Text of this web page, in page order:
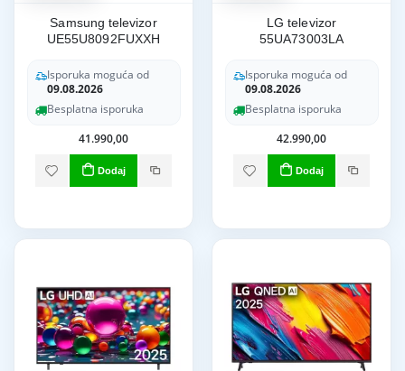
Samsung televizor
UE55U8092FUXXH
Isporuka moguća od
09.08.2026
Besplatna isporuka
41.990,00
Dodaj
LG televizor
55UA73003LA
Isporuka moguća od
09.08.2026
Besplatna isporuka
42.990,00
Dodaj